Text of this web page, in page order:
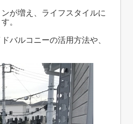
が増え、ライフスタイルに
。
バルコニーの活用方法や、